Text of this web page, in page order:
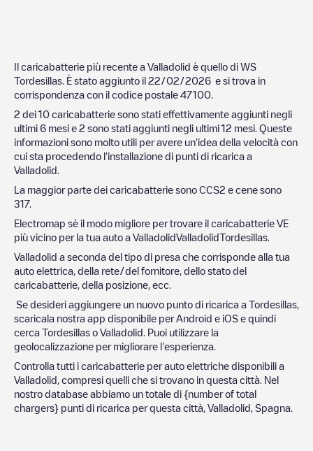
Il caricabatterie più recente a Valladolid è quello di WS
Tordesillas . È stato aggiunto il 22/02/2026 e si trova in
corrispondenza con il codice postale 47100
2 dei 10 caricabatterie sono stati effettivamente aggiunti negli
ultimi 6 mesi e 2 sono stati aggiunti negli ultimi 12 mesi. Queste
informazioni sono molto utili per avere un'idea della velocità con
cui sta procedendo l'installazione di punti di ricarica a
Valladolid
La maggior parte dei caricabatterie sono CCS2 e cene sono
317.
Electromap sè il modo migliore per trovare il caricabatterie VE
più vicino per la tua auto a ValladolidValladolidTordesillas
Valladolid a seconda del tipo di presa che corrisponde alla tua
auto elettrica, della rete/del fornitore, dello stato del
caricabatterie, della posizione, ecc.
Se desideri aggiungere un nuovo punto di ricarica a Tordesillas
scaricala nostra app disponibile per Android e iOS e quindi
cerca Tordesillas o Valladolid . Puoi utilizzare la
geolocalizzazione per migliorare l'esperienza.
Controlla tutti i caricabatterie per auto elettriche disponibili a
Valladolid , compresi quelli che si trovano in questa città. Nel
nostro database abbiamo un totale di {number of total
chargers} punti di ricarica per questa città, Valladolid Spagna